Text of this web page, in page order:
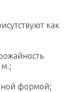
как
м.;
формой;